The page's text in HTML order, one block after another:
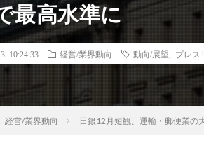
最高水準に
10:24:33 経営/業界動向 動向/展望 プレス
経営/業界動向 日銀12月短観、運輸・郵便業の